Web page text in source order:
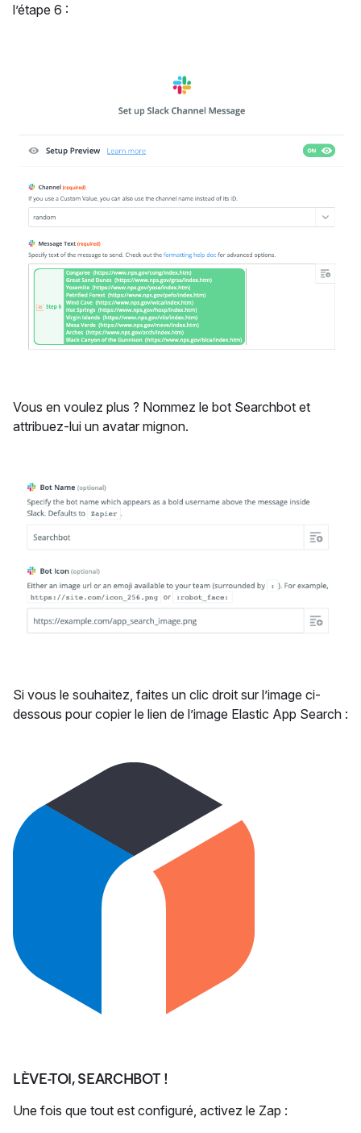
l’étape 6 :
Vous en voulez plus ? Nommez le bot Searchbot et
attribuez-lui un avatar mignon.
Si vous le souhaitez, faites un clic droit sur l’image ci-
dessous pour copier le lien de l’image Elastic App Search :
LÈVE-TOI, SEARCHBOT !
Une fois que tout est configuré, activez le Zap :